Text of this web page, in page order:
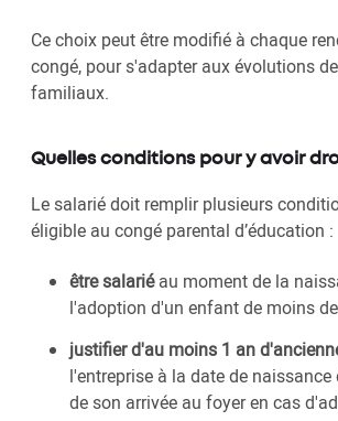
Ce choix peut être modifié à chaque
congé, pour s'adapter aux évolutions
familiaux.
Quelles conditions pour y avoir
Le salarié doit remplir plusieurs
éligible au congé parental d’éducation :
être salariéau moment de la
l'adoption d'un enfant de moins
justifier d'au moins 1 an
l'entreprise à la date de
de son arrivée au foyer en cas